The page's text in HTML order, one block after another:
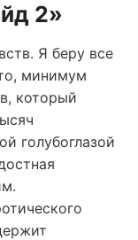
2»
Я беру все
минимум
который
голубоглазой